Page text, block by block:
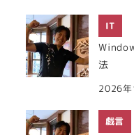
IT
法
2026
戯言